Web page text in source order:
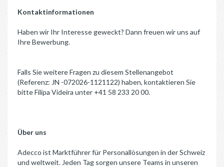
Kontaktinformationen
Haben wir Ihr Interesse geweckt? Dann freuen wir uns auf
Ihre Bewerbung.
Falls Sie weitere Fragen zu diesem Stellenangebot
(Referenz: JN -072026-1121122) haben, kontaktieren Sie
bitte Filipa Videira unter +41 58 233 20 00.
Über uns
Adecco ist Marktführer für Personallösungen in der Schweiz
und weltweit. Jeden Tag sorgen unsere Teams in unseren